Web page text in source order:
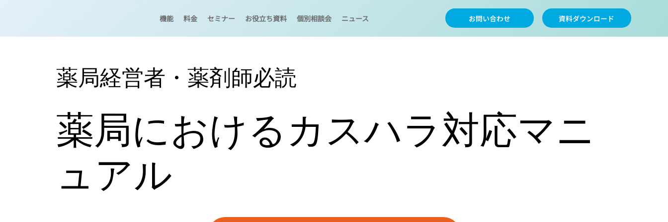
資料ダウンロード
お問い合わせ
機能 料金 セミナー お役立ち資料 個別相談会 ニュース
薬局経営者・薬剤師必読
薬局におけるカスハラ対応マニ
ュアル